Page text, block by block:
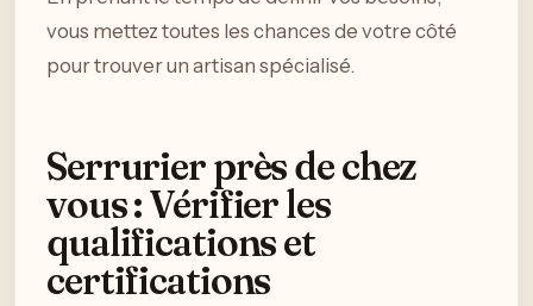
vous mettez toutes les chances de votre côté
pour trouver un artisan spécialisé.
Serrurier près de chez
vous : Vérifier les
qualifications et
certifications